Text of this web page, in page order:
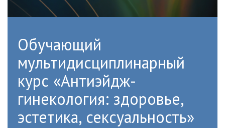
Обучающий
мультидисциплинарный
курс «Антиэйдж-
гинекология: здоровье,
эстетика, сексуальность»